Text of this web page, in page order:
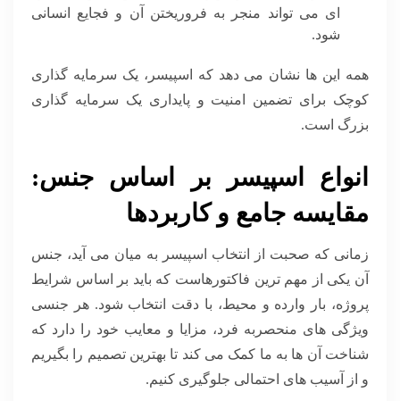
ای می تواند منجر به فروریختن آن و فجایع انسانی
شود.
همه این ها نشان می دهد که اسپیسر، یک سرمایه گذاری
کوچک برای تضمین امنیت و پایداری یک سرمایه گذاری
بزرگ است.
انواع اسپیسر بر اساس جنس:
مقایسه جامع و کاربردها
زمانی که صحبت از انتخاب اسپیسر به میان می آید، جنس
آن یکی از مهم ترین فاکتورهاست که باید بر اساس شرایط
پروژه، بار وارده و محیط، با دقت انتخاب شود. هر جنسی
ویژگی های منحصربه فرد، مزایا و معایب خود را دارد که
شناخت آن ها به ما کمک می کند تا بهترین تصمیم را بگیریم
و از آسیب های احتمالی جلوگیری کنیم.